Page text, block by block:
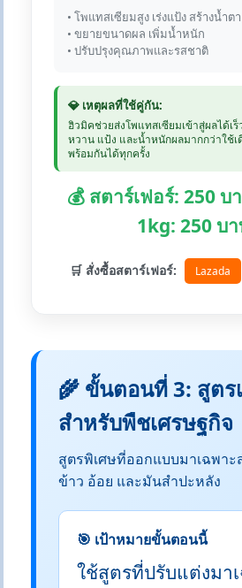
• โพแทสเซียมสูง เร่งแป้ง สร้างน้ำต
• ขยายขนาดผล เพิ่มน้ำหนัก
• ปรับปรุงคุณภาพและรสชาติ
💎 เหตุผลที่ใช้คู่กัน:
ฮิวมิคช่วยส่งโพแทสเซียมเข้าสู่ผลได้เ
หวาน แป้ง และน้ำหนักผลมากกว่าใช้
พร้อมกันได้ทุกครั้ง
💰 สตาร์เฟอร์: 250
1kg: 250 บ
🛒 สั่งซื้อสตาร์เฟอร์: Lazada
🌾 ขั้นตอนที่ 3: สูตร
สำหรับพืชเศรษฐกิจ
สูตรพิเศษที่ออกแบบมาเฉพา
ข้าว อ้อย และมันสำปะหลัง
🎯 เป้าหมายขั้นตอนนี้
ใช้สูตรที่ปรับแต่งมา